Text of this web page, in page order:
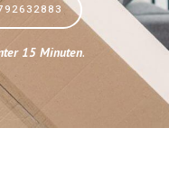
15 Minuten.